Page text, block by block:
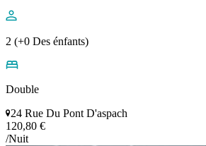
2 (+0 Des énfants)
Double
24 Rue Du Pont D'aspach
120,80 €
/Nuit